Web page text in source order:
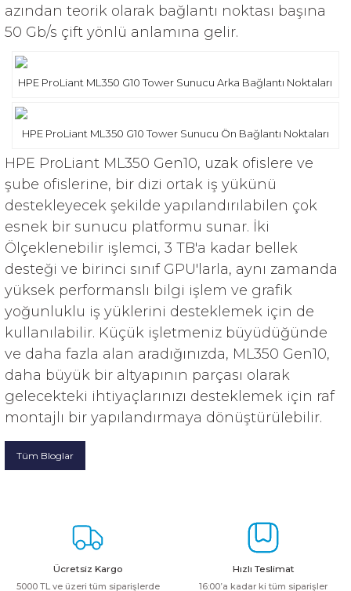
azından teorik olarak bağlantı noktası başına
50 Gb/s çift yönlü anlamına gelir.
HPE ProLiant ML350 G10 Tower Sunucu Arka Bağlantı Noktaları
HPE ProLiant ML350 G10 Tower Sunucu Ön Bağlantı Noktaları
HPE ProLiant ML350 Gen10, uzak ofislere ve
şube ofislerine, bir dizi ortak iş yükünü
destekleyecek şekilde yapılandırılabilen çok
esnek bir sunucu platformu sunar. İki
Ölçeklenebilir işlemci, 3 TB'a kadar bellek
desteği ve birinci sınıf GPU'larla, aynı zamanda
yüksek performanslı bilgi işlem ve grafik
yoğunluklu iş yüklerini desteklemek için de
kullanılabilir. Küçük işletmeniz büyüdüğünde
ve daha fazla alan aradığınızda, ML350 Gen10,
daha büyük bir altyapının parçası olarak
gelecekteki ihtiyaçlarınızı desteklemek için raf
montajlı bir yapılandırmaya dönüştürülebilir.
Tüm Bloglar
Ücretsiz Kargo
5000 TL ve üzeri tüm siparişlerde
Hızlı Teslimat
16:00’a kadar ki tüm siparişler